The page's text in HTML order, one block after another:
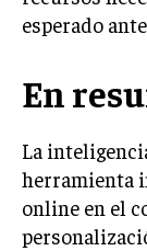
MÁS
esperado
En
La
herramienta
online en el